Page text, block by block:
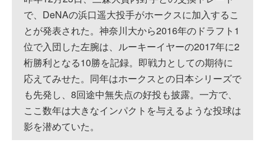
で、DeNAの浜口遥大投手がホークスに加入するこ
とが発表された。神奈川大から2016年のドラフト1
位で入団した左腕は、ルーキーイヤーの2017年に2
桁勝利となる10勝を記録。即戦力としての期待に
応えてみせた。同年はホークスとの日本シリーズで
も先発し、8回途中無失点の好投も披露。一方で、
ここ数年は大きなインパクトを与えるような投球は
影を潜めていた。